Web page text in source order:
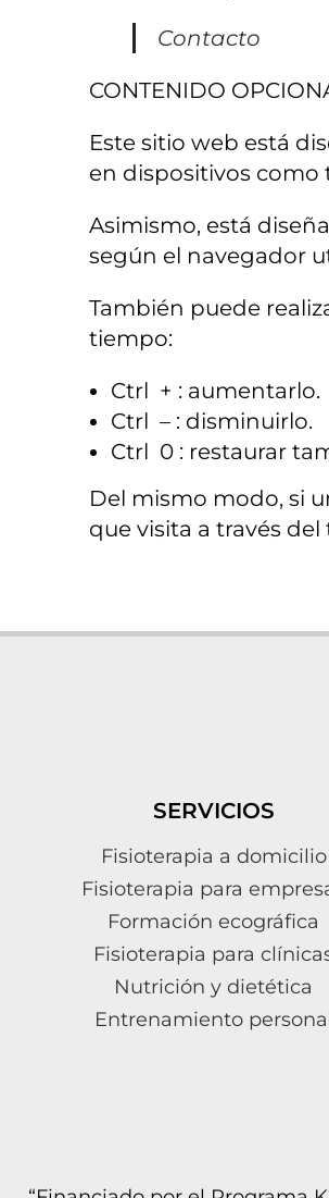
Contacto
CONTENIDO
Este sitio web está
en dispositivos como
Asimismo, está
según el navegador
También puede
tiempo:
Ctrl + : aumentarlo.
Ctrl – : disminuirlo.
Ctrl 0 : restaurar
Del mismo modo, si
que visita a través
SERVICIOS
Fisioterapia a domicilio
Fisioterapia para
Formación ecográfica
Fisioterapia para
Nutrición y dietética
Entrenamiento